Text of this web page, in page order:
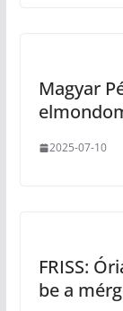
Magyar
2025-07-10
FRISS:
be a